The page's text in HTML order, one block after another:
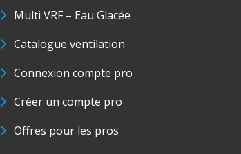
Multi VRF – Eau Glacée
Catalogue ventilation
Connexion compte pro
Créer un compte pro
Offres pour les pros